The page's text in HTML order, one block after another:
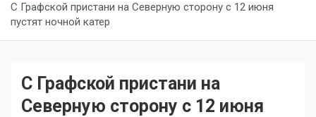
С Графской пристани на Северную сторону с 12 июня
пустят ночной катер
С Графской пристани на
Северную сторону с 12 июня